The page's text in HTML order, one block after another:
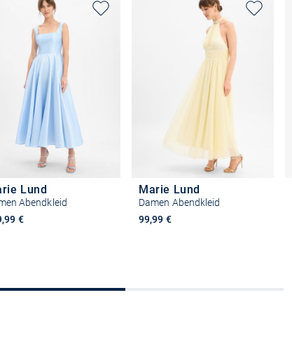
Lund
Abendkleid
€
Größe auswählen
Marie Lund
Damen Abendkleid
99,99 €